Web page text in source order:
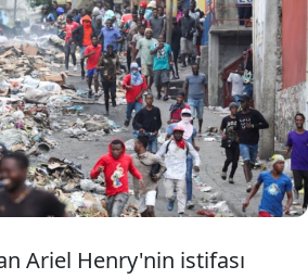
Yıllardır kaosun ve şiddetin
bitmek bilmediği Haiti'de kriz
büyüyor...
Ariel Henry'nin istifası